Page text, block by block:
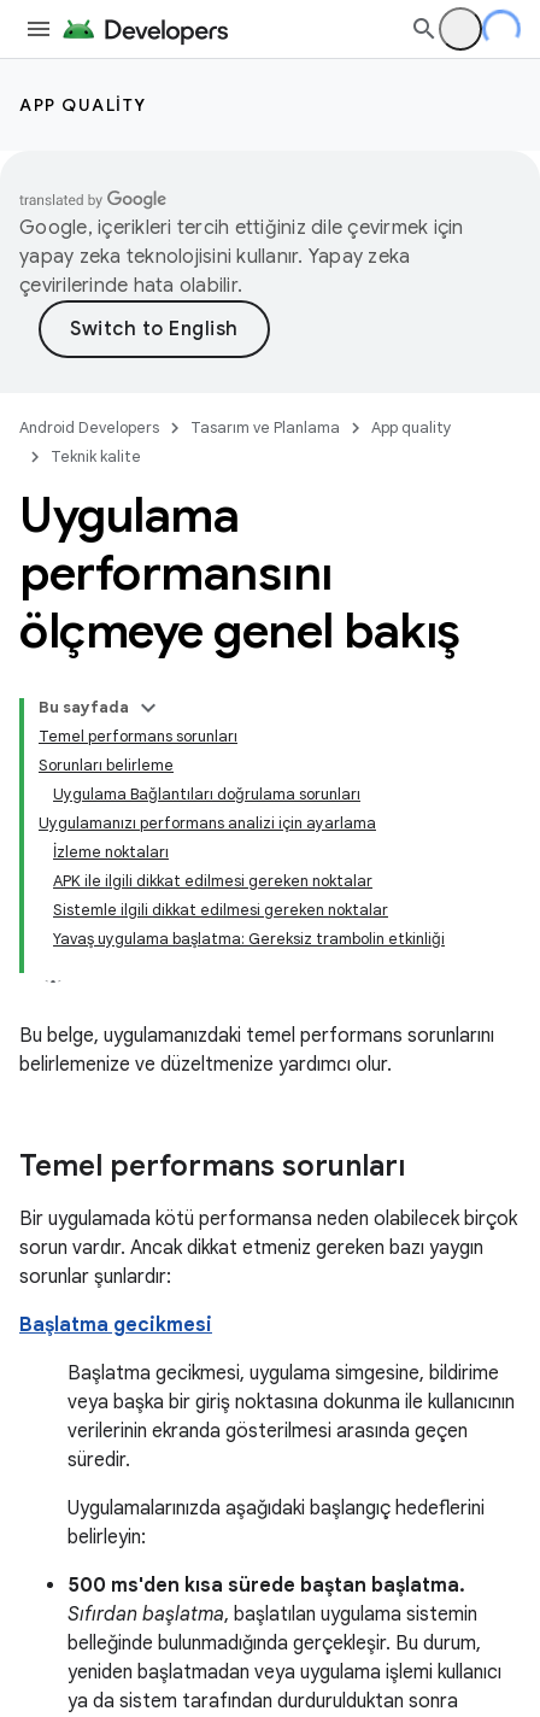
APP QUALITY
Google, içerikleri tercih ettiğiniz dile çevirmek için
yapay zeka teknolojisini kullanır. Yapay zeka
çevirilerinde hata olabilir.
Android Developers Tasarım ve Planlama
App quality
Teknik kalite
Uygulama
performansını
ölçmeye genel bakış
Bu sayfada
Temel performans sorunları
Sorunları belirleme
Uygulama Bağlantıları doğrulama sorunları
Uygulamanızı performans analizi için ayarlama
İzleme noktaları
APK ile ilgili dikkat edilmesi gereken noktalar
Sistemle ilgili dikkat edilmesi gereken noktalar
Yavaş uygulama başlatma: Gereksiz trambolin etkinliği
Bu belge, uygulamanızdaki temel performans sorunlarını
belirlemenize ve düzeltmenize yardımcı olur.
Temel performans sorunları
Bir uygulamada kötü performansa neden olabilecek birçok
sorun vardır. Ancak dikkat etmeniz gereken bazı yaygın
sorunlar şunlardır:
Başlatma gecikmesi
Başlatma gecikmesi, uygulama simgesine, bildirime
veya başka bir giriş noktasına dokunma ile kullanıcının
verilerinin ekranda gösterilmesi arasında geçen
süredir.
Uygulamalarınızda aşağıdaki başlangıç hedeflerini
belirleyin:
500 ms'den kısa sürede baştan başlatma.
Sıfırdan başlatma, başlatılan uygulama sistemin
belleğinde bulunmadığında gerçekleşir. Bu durum,
yeniden başlatmadan veya uygulama işlemi kullanıcı
ya da sistem tarafından durdurulduktan sonra